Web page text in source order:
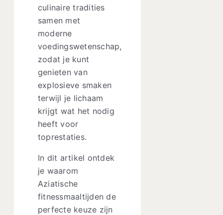
culinaire tradities
samen met
moderne
voedingswetenschap,
zodat je kunt
genieten van
explosieve smaken
terwijl je lichaam
krijgt wat het nodig
heeft voor
toprestaties.
In dit artikel ontdek
je waarom
Aziatische
fitnessmaaltijden de
perfecte keuze zijn